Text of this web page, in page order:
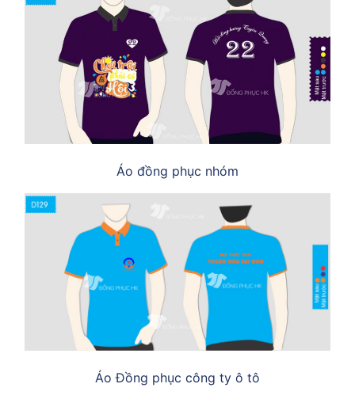
Áo đồng phục nhóm
Áo Đồng phục công ty ô tô